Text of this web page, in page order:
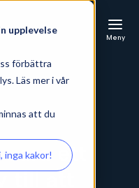
upplevelse
förbättra
Läs mer i vår
att du
inga kakor!
Meny
ett
till att